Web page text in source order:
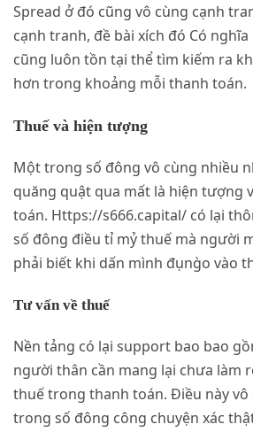
Spread ở đó cũng vô cùng cạnh
cạnh tranh, đề bài xích đó Có
cũng luôn tồn tại thể tìm kiếm ra
hơn trong khoảng mỗi thanh toán.
Thuế và hiện tượng
Một trong số đông vô cùng nhiều
quăng quật qua mất là hiện tượng
toán. Https://s666.capital/ có lại
số đông điều tỉ mỷ thuế mà người
phải biết khi dấn mình đụng̀o vào
Tư vấn về thuế
Nền tảng có lại support bao bao
người thân cần mang lại chưa làm
thuế trong thanh toán. Điều này vô
trong số đông công chuyện xác